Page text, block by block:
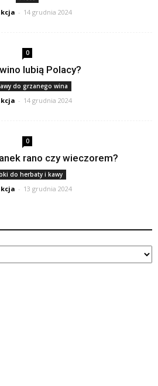
- 14 grudnia 2024
0
lubią Polacy?
do grzanego wina
- 14 grudnia 2024
0
rano czy wieczorem?
do herbaty i kawy
- 13 grudnia 2024